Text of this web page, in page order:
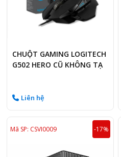
CHUỘT GAMING LOGITECH
G502 HERO CŨ KHÔNG TẠ
Liên hệ
Mã SP: CSVI0009 -17%